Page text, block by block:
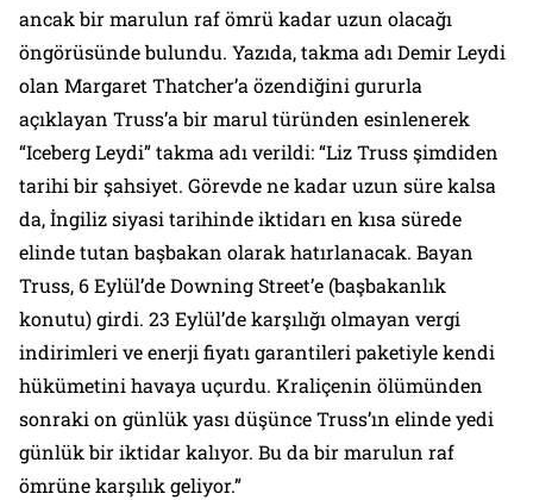
ancak bir marulun raf ömrü kadar uzun olacağı
öngörüsünde bulundu. Yazıda, takma adı Demir Leydi
olan Margaret Thatcher’a özendiğini gururla
açıklayan Truss’a bir marul türünden esinlenerek
“Iceberg Leydi” takma adı verildi: “Liz Truss şimdiden
tarihi bir şahsiyet. Görevde ne kadar uzun süre kalsa
da, İngiliz siyasi tarihinde iktidarı en kısa sürede
elinde tutan başbakan olarak hatırlanacak. Bayan
Truss, 6 Eylül’de Downing Street’e (başbakanlık
konutu) girdi. 23 Eylül’de karşılığı olmayan vergi
indirimleri ve enerji fiyatı garantileri paketiyle kendi
hükümetini havaya uçurdu. Kraliçenin ölümünden
sonraki on günlük yası düşünce Truss’ın elinde yedi
günlük bir iktidar kalıyor. Bu da bir marulun raf
ömrüne karşılık geliyor.”